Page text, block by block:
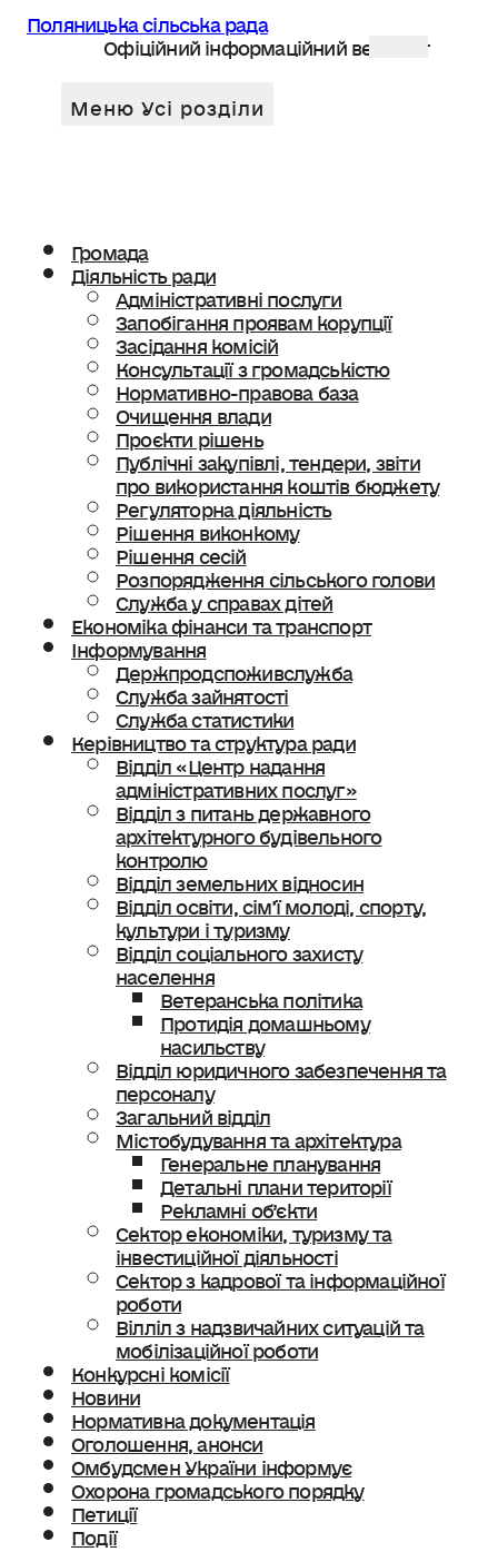
Поляницька сільська рада
Офіційний інформаційний веб сайт
Громада
Діяльність ради
Адміністративні послуги
Запобігання проявам корупції
Засідання комісій
Консультації з громадськістю
Нормативно-правова база
Очищення влади
Проєкти рішень
Публічні закупівлі, тендери, звіти
про використання коштів бюджету
Регуляторна діяльність
Рішення виконкому
Рішення сесій
Розпорядження сільського голови
Служба у справах дітей
Економіка фінанси та транспорт
Інформування
Держпродспоживслужба
Служба зайнятості
Служба статистики
Керівництво та структура ради
Відділ «Центр надання
адміністративних послуг»
Відділ з питань державного
архітектурного будівельного
контролю
Відділ земельних відносин
Відділ освіти, сімʼї молоді, спорту,
культури і туризму
Відділ соціального захисту
населення
Ветеранська політика
Протидія домашньому
насильству
Відділ юридичного забезпечення та
персоналу
Загальний відділ
Містобудування та архітектура
Генеральне планування
Детальні плани території
Рекламні об’єкти
Сектор економіки, туризму та
інвестиційної діяльності
Сектор з кадрової та інформаційної
роботи
Вілліл з надзвичайних ситуацій та
мобілізаційної роботи
Конкурсні комісії
Новини
Нормативна документація
Оголошення, анонси
Омбудсмен України інформує
Охорона громадського порядку
Петиції
Події